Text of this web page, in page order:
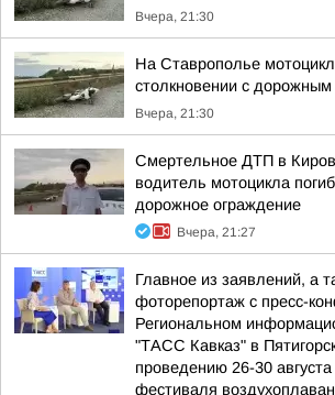
Вчера, 21:30
На Ставрополье
столкновении с
Вчера, 21:30
Смертельное ДТП в
водитель мотоцикла
дорожное ограждение
Вчера, 21:27
Главное из заявлений, а
фоторепортаж с пресс-
Региональном
"ТАСС Кавказ" в
проведению 26-30 августа
фестиваля